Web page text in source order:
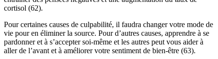
cortisol (62).
Pour certaines causes de culpabilité, il faudra changer votre mode de
vie pour en éliminer la source. Pour d’autres causes, apprendre à se
pardonner et à s’accepter soi-même et les autres peut vous aider à
aller de l’avant et à améliorer votre sentiment de bien-être (63).